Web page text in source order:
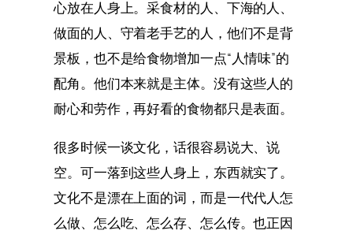
心放在人身上。采食材的人、下海的人、
做面的人、守着老手艺的人，他们不是背
景板，也不是给食物增加一点“人情味”的
配角。他们本来就是主体。没有这些人的
耐心和劳作，再好看的食物都只是表面。
很多时候一谈文化，话很容易说大、说
空。可一落到这些人身上，东西就实了。
文化不是漂在上面的词，而是一代代人怎
么做、怎么吃、怎么存、怎么传。也正因